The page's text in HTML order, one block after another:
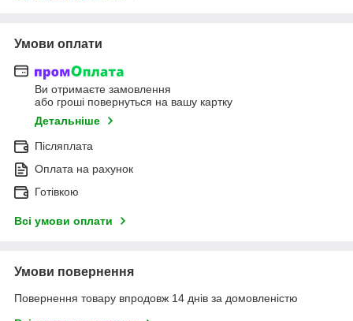
Умови оплати
Ви отримаєте замовлення
або гроші повернуться на вашу картку
Детальніше
Післяплата
Оплата на рахунок
Готівкою
Всі умови оплати
Умови повернення
Повернення товару впродовж 14 днів за домовленістю